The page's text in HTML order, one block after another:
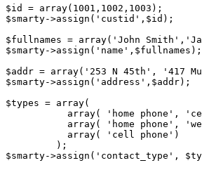
$id = array(1001,1002,1003);
$smarty->assign('custid',$id);
$fullnames = array('John
$smarty->assign('name',$fullnames);
$addr = array('253 N 45th', '417
$smarty->assign('address',$addr);
$types = array(
array( 'home phone',
array( 'home phone',
           array( 'cell phone')
         );
$smarty->assign('contact_type',